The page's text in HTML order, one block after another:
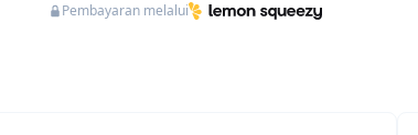
Pembayaran melalui